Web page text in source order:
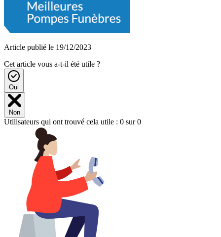
Article publié le 19/12/2023
Cet article vous a-t-il été utile ?
Oui
Non
Utilisateurs qui ont trouvé cela utile : 0 sur 0